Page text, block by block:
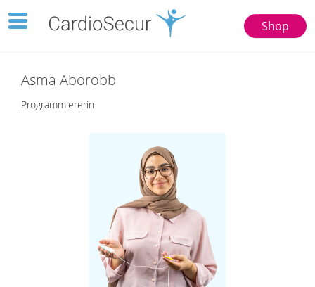
Shop
Toggle
navigation
Asma Aborobb
Programmiererin